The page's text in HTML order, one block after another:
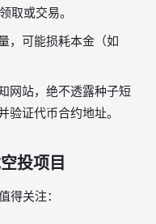
取或交易。
，可能损耗本金（如
网站，绝不透露种子短
验证代币合约地址。
投项目
得关注：